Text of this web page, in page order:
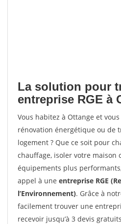
La solution pour
entreprise RGE à
Vous habitez à Ottange et
rénovation énergétique ou de
logement ? Que ce soit pour
chauffage, isoler votre maison
équipements plus
appel à une entreprise RGE
l’Environnement). Grâce à
facilement trouver une
recevoir jusqu’à 3 devis